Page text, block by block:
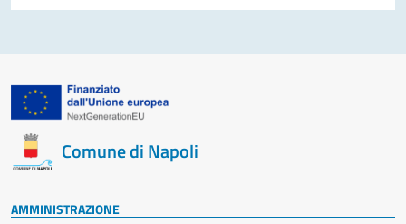
Comune di Napoli
AMMINISTRAZIONE